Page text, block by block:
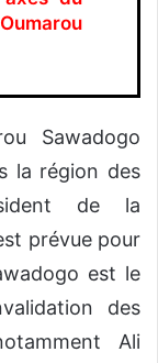
Sawadogo
la région des
de la
prévue pour
est le
des
Ali